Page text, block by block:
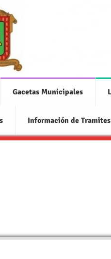
Gacetas Municipales
Información de Tramites
pública